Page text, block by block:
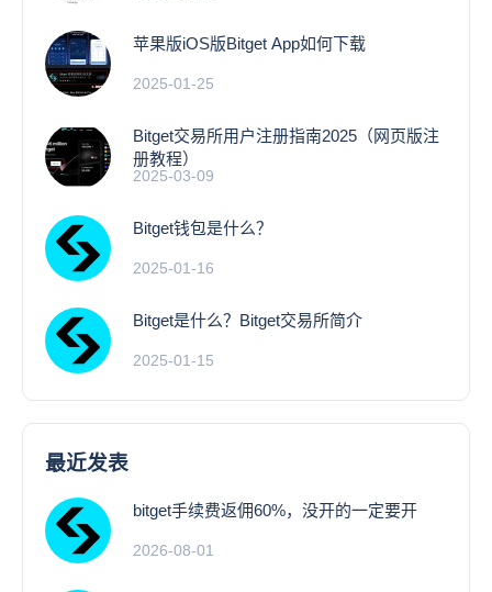
苹果版iOS版Bitget App如何下载
2025-01-25
Bitget交易所用户注册指南2025（网页版注
册教程）
2025-03-09
Bitget钱包是什么？
2025-01-16
Bitget是什么？Bitget交易所简介
2025-01-15
最近发表
bitget手续费返佣60%，没开的一定要开
2026-08-01